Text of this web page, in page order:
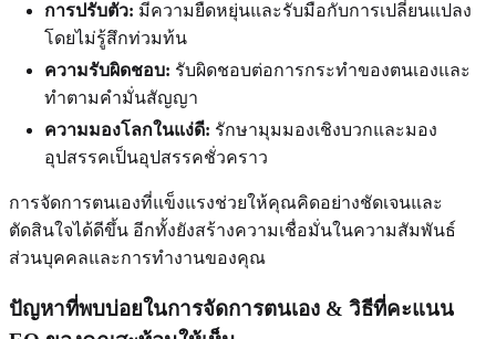
การปรับตัว: มีความยืดหยุ่นและรับมือกับการเปลี่ยนแปลง
โดยไม่รู้สึกท่วมท้น
ความรับผิดชอบ: รับผิดชอบต่อการกระทำของตนเองและ
ทำตามคำมั่นสัญญา
ความมองโลกในแง่ดี: รักษามุมมองเชิงบวกและมอง
อุปสรรคเป็นอุปสรรคชั่วคราว
การจัดการตนเองที่แข็งแรงช่วยให้คุณคิดอย่างชัดเจนและ
ตัดสินใจได้ดีขึ้น อีกทั้งยังสร้างความเชื่อมั่นในความสัมพันธ์
ส่วนบุคคลและการทำงานของคุณ
ปัญหาที่พบบ่อยในการจัดการตนเอง & วิธีที่คะแนน